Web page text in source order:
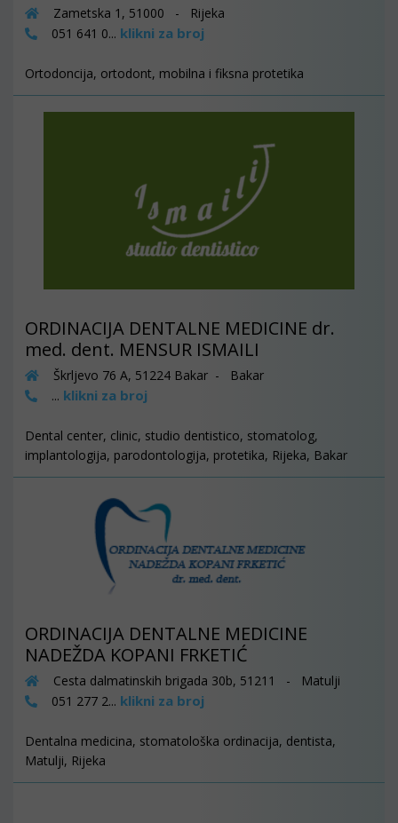
Zametska 1, 51000 - Rijeka
051 641 0... klikni za broj
Ortodoncija, ortodont, mobilna i fiksna protetika
ORDINACIJA DENTALNE MEDICINE dr.
med. dent. MENSUR ISMAILI
Škrljevo 76 A, 51224 Bakar - Bakar
... klikni za broj
Dental center, clinic, studio dentistico, stomatolog,
implantologija, parodontologija, protetika, Rijeka, Bakar
ORDINACIJA DENTALNE MEDICINE
NADEŽDA KOPANI FRKETIĆ
Cesta dalmatinskih brigada 30b, 51211 - Matulji
051 277 2... klikni za broj
Dentalna medicina, stomatološka ordinacija, dentista,
Matulji, Rijeka